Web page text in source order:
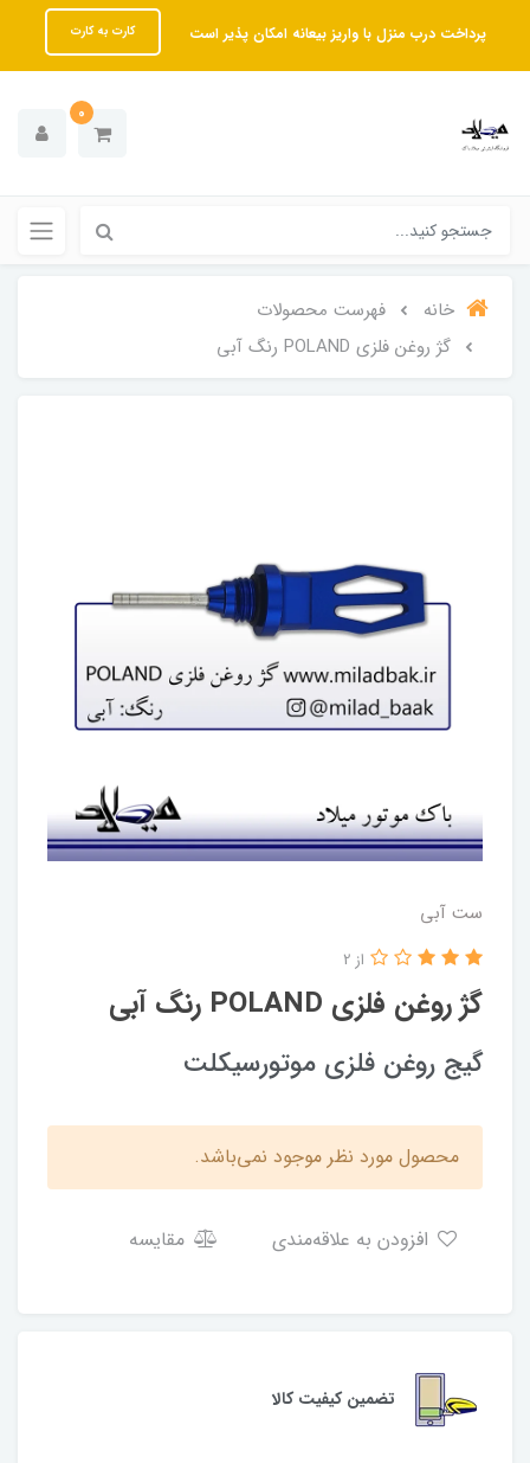
پرداخت درب منزل با واریز بیعانه امکان پذیر است کارت به کارت
0
خانه
فهرست محصولات
گژ روغن فلزی POLAND رنگ آبی
ست آبی
گژ روغن فلزی POLAND رنگ آبی
از 2
گیج روغن فلزی موتورسیکلت
محصول مورد نظر موجود نمی‌باشد.
مقایسه
تضمین کیفیت کالا